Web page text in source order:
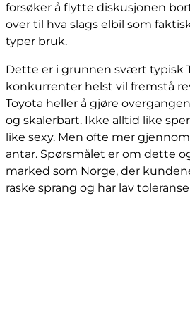
forsøker å flytte diskusjonen
over til hva slags elbil som
typer bruk.
Dette er i grunnen svært typisk
konkurrenter helst vil fremstå
Toyota heller å gjøre
og skalerbart. Ikke alltid like
like sexy. Men ofte mer
antar. Spørsmålet er om dette
marked som Norge, der
raske sprang og har lav